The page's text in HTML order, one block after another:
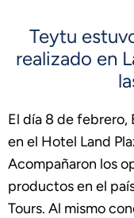
Teytu
realizado en
El día 8 de febrero,
en el Hotel Land
Acompañaron los
productos en el
Tours. Al mismo